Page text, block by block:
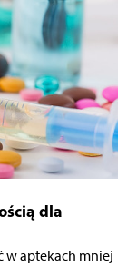
dla
w aptekach mniej